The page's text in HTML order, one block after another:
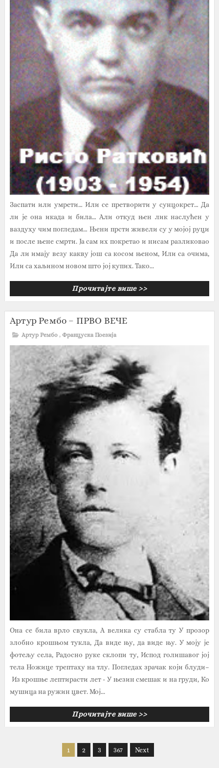
Заспати или умрети… Или се претворити у сунцокрет… Да
ли је она икада и била… Али откуд њен лик наслућен у
ваздуху чим погледам… Њени прсти живели су у мојој руци
и после њене смрти. Ја сам их покретао и нисам разликовао
Да ли имају везу какву још са косом њеном, Или са очима,
Или са хаљином новом што јој купих. Тако...
Прочитајте више >>
Артур Рембо – ПРВО ВЕЧЕ
Артур Рембо , Француска Поезија
Она се била врло свукла, А велика су стабла ту У прозор
злобно крошњом тукла, Да виде њу, да виде њу. У моју је
фотељу села, Радосно руке склопи ту, Испод голишавог јој
тела Ножице трептаху на тлу. Погледах зрачак који блуди–
Из крошње лептирасти лет - У њезин смешак и на груди, Ко
мушица на ружин цвет. Мој...
Прочитајте више >>
1 2 3 367 Next